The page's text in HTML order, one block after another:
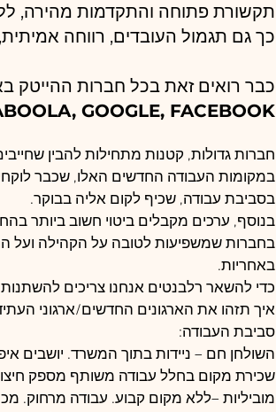
תקשורת פתוחה והתקדמות מהירה,
כך גם תגמול העובדים, רווחה
כבר רואים זאת בכל חברות ההייטק
GOOGLE, FACEBOOK
חברות גדולות, קטנות מתחילות להבין
במקומות העבודה החדשים האלו, שכבר
בסביבת עבודה, שכיף לקום אליה בבוקר.
בנוסף, ערכים מקבלים ביטוי חשוב ביותר
בחברות שמשפיעות לטובה על הקהילה ועל
באחריות.
כדי להשאר רלבנטים אנחנו צריכים
איך תזהו את הארגונים החדשים/ארגוני
סביבת העבודה:
השולחן חם – ניידות בתוך המשרד. יושבים
שכירת מקום בחלל עבודה משותף מספק
מוביליות –ללא מקום קבוע. עבודה מרחוק.